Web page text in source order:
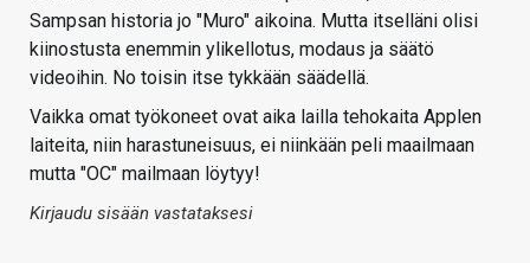
Sampsan historia jo "Muro" aikoina. Mutta itselläni olisi
kiinostusta enemmin ylikellotus, modaus ja säätö
videoihin. No toisin itse tykkään säädellä.
Vaikka omat työkoneet ovat aika lailla tehokaita Applen
laiteita, niin harastuneisuus, ei niinkään peli maailmaan
mutta "OC" mailmaan löytyy!
Kirjaudu sisään vastataksesi